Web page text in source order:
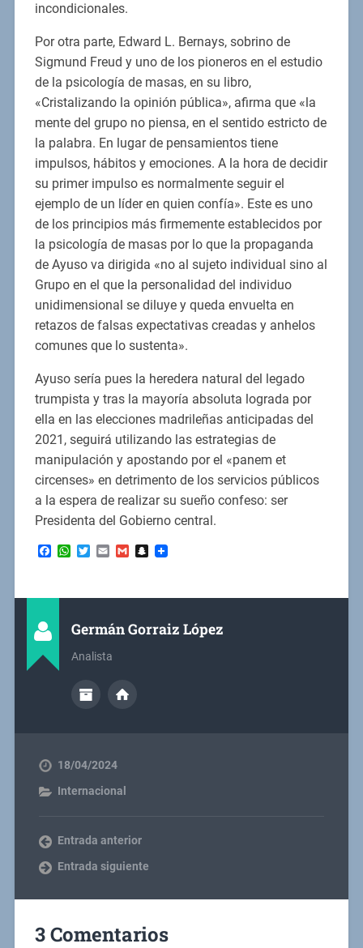
incondicionales.
Por otra parte, Edward L. Bernays, sobrino de
Sigmund Freud y uno de los pioneros en el estudio
de la psicología de masas, en su libro,
«Cristalizando la opinión pública», afirma que «la
mente del grupo no piensa, en el sentido estricto de
la palabra. En lugar de pensamientos tiene
impulsos, hábitos y emociones. A la hora de decidir
su primer impulso es normalmente seguir el
ejemplo de un líder en quien confía». Este es uno
de los principios más firmemente establecidos por
la psicología de masas por lo que la propaganda
de Ayuso va dirigida «no al sujeto individual sino al
Grupo en el que la personalidad del individuo
unidimensional se diluye y queda envuelta en
retazos de falsas expectativas creadas y anhelos
comunes que lo sustenta».
Ayuso sería pues la heredera natural del legado
trumpista y tras la mayoría absoluta lograda por
ella en las elecciones madrileñas anticipadas del
2021, seguirá utilizando las estrategias de
manipulación y apostando por el «panem et
circenses» en detrimento de los servicios públicos
a la espera de realizar su sueño confeso: ser
Presidenta del Gobierno central.
Facebook
WhatsApp
Twitter
EmailGmailSnapchat
Germán Gorraiz López
Analista
18/04/2024
Internacional
Entrada anterior
Entrada siguiente
3 Comentarios